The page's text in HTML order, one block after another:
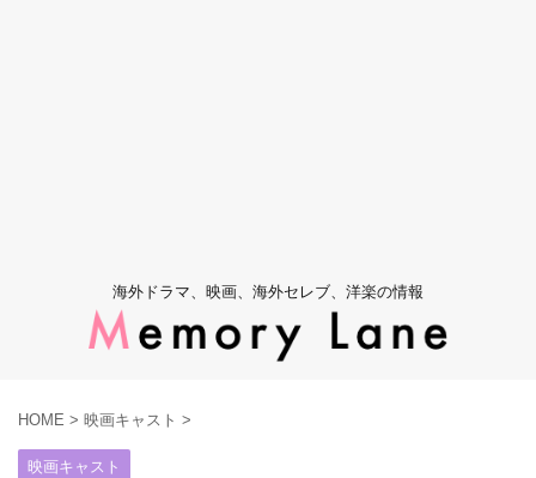
海外ドラマ、映画、海外セレブ、洋楽の情報
HOME > 映画キャスト >
映画キャスト